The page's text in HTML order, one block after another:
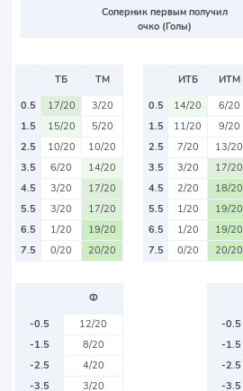
Соперник первым получил
очко (Голы)
ТБ
ТМ
0.5
17/20
3/20
1.5
15/20
5/20
2.5
10/20
10/20
3.5
6/20
14/20
4.5
3/20
17/20
5.5
3/20
17/20
6.5
1/20
19/20
7.5
0/20 20/20
ИТБ
ИТМ
0.5
14/20
6/20
1.5
11/20
9/20
2.5
7/20
13/20
3.5
3/20
17/20
4.5
2/20
18/20
5.5
1/20
19/20
6.5
1/20
19/20
7.5
0/20 20/20
Ф
-0.5
12/20
-1.5
8/20
-2.5
4/20
-3.5
3/20
-0.5
-1.5
-2.5
-3.5